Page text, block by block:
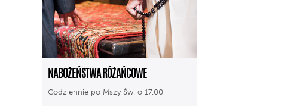
NABOŻEŃSTWA RÓŻAŃCOWE
Codziennie po Mszy Św. o 17.00